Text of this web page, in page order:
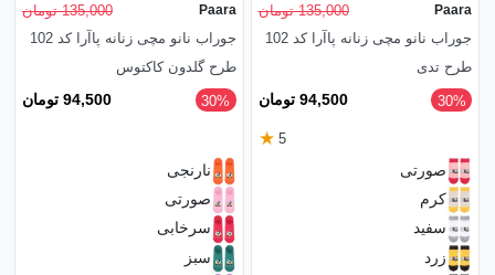
Paara
135,000 تومان
جوراب نانو مچی زنانه پاآرا کد 102
طرح تدی
‎30% 94,500 تومان
5
★
صورتی
کرم
سفید
زرد
Paara
135,000 تومان
جوراب نانو مچی زنانه پاآرا کد 102
طرح گلدون کاکتوس
‎30% 94,500 تومان
نارنجی
صورتی
سرخابی
سبز